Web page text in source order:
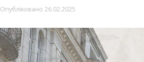
Опубліковано 26.02.2025